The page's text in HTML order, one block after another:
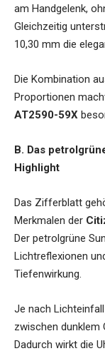
am Handgelenk,
Gleichzeitig
10,30 mm die
Die Kombination
Proportionen
AT2590-59X
B. Das
Highlight
Das Zifferblatt
Merkmalen der
Der petrolgrüne
Lichtreflexionen
Tiefenwirkung.
Je nach
zwischen dunklem
Dadurch wirkt die